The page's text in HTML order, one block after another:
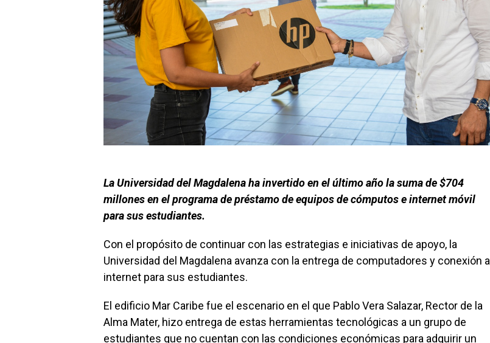
La Universidad del Magdalena ha invertido en el último año la suma de $704
millones en el programa de préstamo de equipos de cómputos e internet móvil
para sus estudiantes.
Con el propósito de continuar con las estrategias e iniciativas de apoyo, la
Universidad del Magdalena avanza con la entrega de computadores y conexión a
internet para sus estudiantes.
El edificio Mar Caribe fue el escenario en el que Pablo Vera Salazar, Rector de la
Alma Mater, hizo entrega de estas herramientas tecnológicas a un grupo de
estudiantes que no cuentan con las condiciones económicas para adquirir un